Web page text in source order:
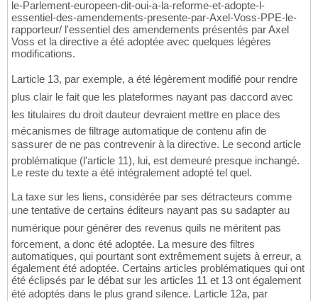
le-Parlement-europeen-dit-oui-a-la-reforme-et-adopte-l-
essentiel-des-amendements-presente-par-Axel-Voss-PPE-le-
rapporteur/ l'essentiel des amendements présentés par Axel
Voss et la directive a été adoptée avec quelques légères
modifications.
Larticle 13, par exemple, a été légèrement modifié pour rendre
plus clair le fait que les plateformes nayant pas daccord avec
les titulaires du droit dauteur devraient mettre en place des
mécanismes de filtrage automatique de contenu afin de
sassurer de ne pas contrevenir à la directive. Le second article
problématique (l'article 11), lui, est demeuré presque inchangé.
Le reste du texte a été intégralement adopté tel quel.
La taxe sur les liens, considérée par ses détracteurs comme
une tentative de certains éditeurs nayant pas su sadapter au
numérique pour générer des revenus quils ne méritent pas
forcement, a donc été adoptée. La mesure des filtres
automatiques, qui pourtant sont extrêmement sujets à erreur, a
également été adoptée. Certains articles problématiques qui ont
été éclipsés par le débat sur les articles 11 et 13 ont également
été adoptés dans le plus grand silence. Larticle 12a, par